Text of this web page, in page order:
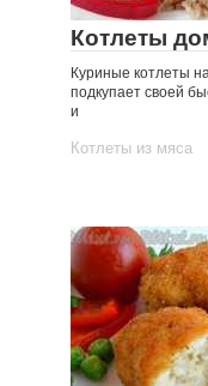
Котлеты
Куриные котлеты
подкупает своей
и
Котлеты из мяса